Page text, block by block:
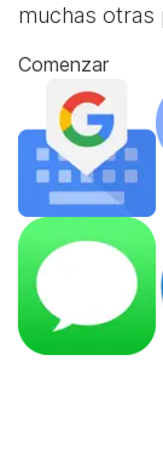
muchas otras
Comenzar